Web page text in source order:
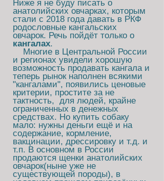
Ниже я не буду писать о
анатолийских овчарках, которым
стали с 2018 года давать в РКФ
родословные кангальских
овчарок. Речь пойдёт только о
кангалах.
Многие в Центральной России
и регионах увидели хорошую
возможность продавать кангала и
теперь рынок наполнен всякими
"кангалами", появились ценовые
критерии, простите за не
тактность, для людей, крайне
ограниченных в денежных
средствах. Но купить собаку
мало: нужны деньги ещё и на
содержание, кормление,
вакцинации, дрессировку и т.д. и
т.п. В основном в России
продаются щенки анатолийских
овчарок(ныне уже не
существующей породы), в